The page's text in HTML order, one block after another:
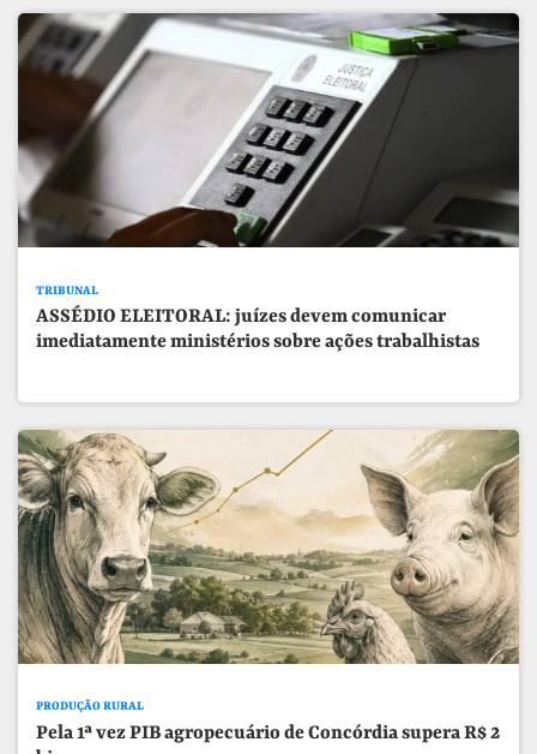
TRIBUNAL
ASSÉDIO ELEITORAL: juízes devem comunicar
imediatamente ministérios sobre ações trabalhistas
PRODUÇÃO RURAL
Pela 1ª vez PIB agropecuário de Concórdia supera R$ 2